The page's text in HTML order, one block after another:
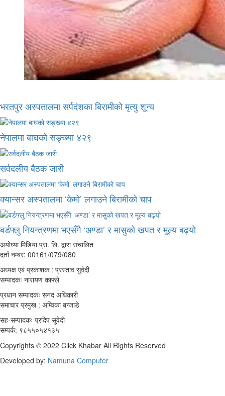
भरतपुर अस्पतालमा सर्पदंशका बिरामीको मृत्यु शून्य
नेपालमा बाघको सङ्ख्या ४२९
सर्वदलीय बैठक जारी
क्यान्सर अस्पतालमा ‘केमो’ लगाउने बिरामीको चाप
बर्डफ्लु नियन्त्रणमा भएसँगै ‘अण्डा’ र मासुको खपत र मूल्य बढ्यो
अयोध्या मिडिया प्रा. लि. द्वारा संचालित
दर्ता नम्बर: 00161/079/080
अध्यक्ष एबं प्रकाशक : प्रस्ताव सुवेदी
सम्पादकः नारायण काफ्ले
प्रधान सम्पादकः सनद अधिकारी
समाचार प्रमुख : अम्विका बन्जाडे
सह-सम्पादकः प्रदिप सुवेदी
सम्पर्क: ९८५५०५४१३५
Copyrights © 2022 Click Khabar All Rights Reserved
Developed by: Namuna Computer